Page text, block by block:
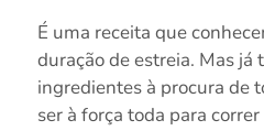
É uma receita que
duração de estreia. Mas já
ingredientes à procura de
ser à força toda para